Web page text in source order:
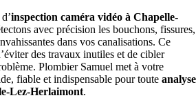
inspection caméra vidéo à Chapelle-
avec précision les bouchons, fissures,
dans vos canalisations. Ce
des travaux inutiles et de cibler
Plombier Samuel met à votre
fiable et indispensable pour toute analyse
Lez-Herlaimont.